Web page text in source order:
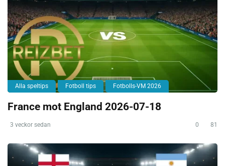
Alla speltips Fotboll tips Fotbolls-VM 2026
France mot England 2026-07-18
3 veckor sedan 0 81